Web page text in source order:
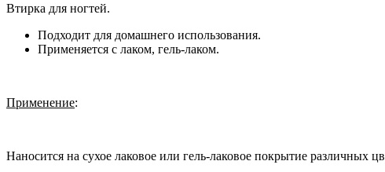
Втирка для ногтей.
Подходит для домашнего использования.
Применяется с лаком, гель-лаком.
Применение:
Наносится на сухое лаковое или гель-лаковое покрытие различных